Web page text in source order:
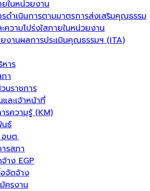
ในหน่วยงาน
ดำเนินการตามมาตรการส่งเสริมคุณธรรม
ความโปร่งใสภายในหน่วยงาน
งานผลการประเมินคุณธรรมฯ (ITA)
าร
า
นราชการ
ละเจ้าหน้าที่
รความรู้ (KM)
นธ์
อบต.
รสภา
าง EGP
จัดจ้าง
ครงาน